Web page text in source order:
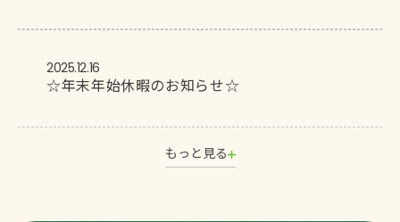
2025.12.16
☆年末年始休暇のお知らせ☆
もっと見る